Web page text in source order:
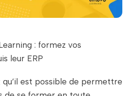
: formez vos
leur ERP
qu’il est possible de permettre